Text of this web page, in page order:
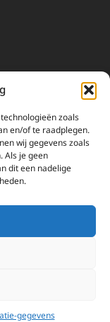
zoals
en/of te raadplegen.
wij gegevens zoals
Als je geen
dit een nadelige
gegevens
uw donaties.
of